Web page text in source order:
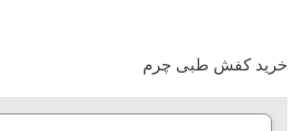
خرید کفش طبی چرم